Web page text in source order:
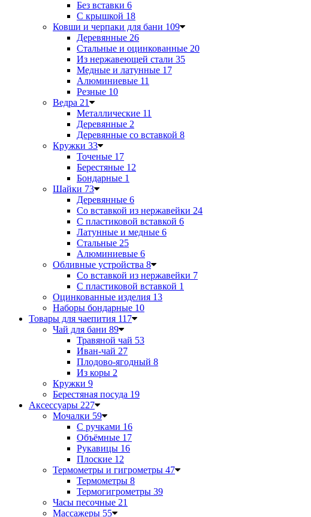
Без вставки 6
С крышкой 18
Ковши и черпаки для бани 109
Деревянные 26
Стальные и оцинкованные 20
Из нержавеющей стали 35
Медные и латунные 17
Алюминиевые 11
Резные 10
Ведра 21
Металлические 11
Деревянные 2
Деревянные со вставкой 8
Кружки 33
Точеные 17
Берестяные 12
Бондарные 1
Шайки 73
Деревянные 6
Со вставкой из нержавейки 24
С пластиковой вставкой 6
Латунные и медные 6
Стальные 25
Алюминиевые 6
Обливные устройства 8
Со вставкой из нержавейки 7
С пластиковой вставкой 1
Оцинкованные изделия 13
Наборы бондарные 10
Товары для чаепития 117
Чай для бани 89
Травяной чай 53
Иван-чай 27
Плодово-ягодный 8
Из коры 2
Кружки 9
Берестяная посуда 19
Аксессуары 227
Мочалки 59
С ручками 16
Объёмные 17
Рукавицы 16
Плоские 12
Термометры и гигрометры 47
Термометры 8
Термогигрометры 39
Часы песочные 21
Массажеры 55